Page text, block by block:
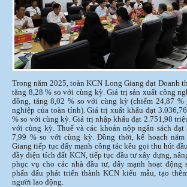
Trong năm 2025, toàn KCN Long Giang đạt Doanh
tăng 8,28 % so với cùng kỳ. Giá trị sản xuất công
đồng, tăng 8,02 % so với cùng kỳ (chiếm 24,87 %
nghiệp của toàn tỉnh). Giá trị xuất khẩu đạt
% so với cùng kỳ. Giá trị nhập khẩu đạt 2.751,98
với cùng kỳ. Thuế và các khoản nộp ngân sách
7,99 % so với cùng kỳ. Đồng thời, kế hoạch
Giang tiếp tục đẩy mạnh công tác kêu gọi thu hút
đầy diện tích đất KCN, tiếp tục đầu tư xây dựng,
phục vụ cho các nhà đầu tư, đẩy mạnh hoạt động
phấn đấu phát triển thành KCN kiểu mẫu, tạo
người lao động.